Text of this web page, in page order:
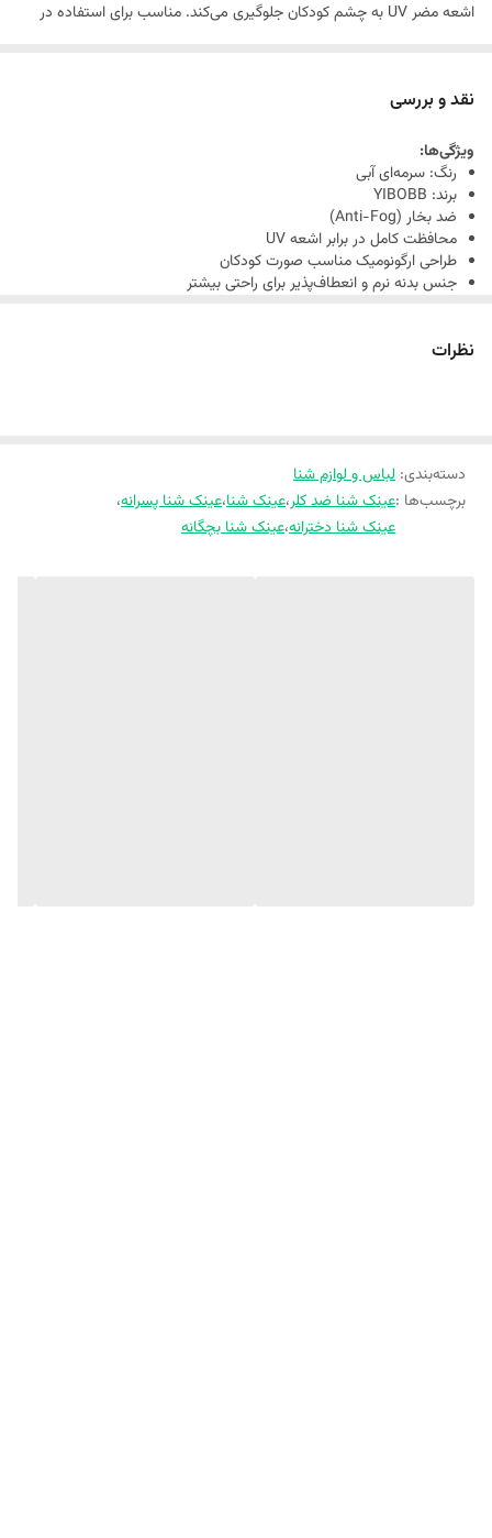
اشعه مضر UV به چشم کودکان جلوگیری می‌کند. مناسب برای استفاده در
نقد و بررسی
ویژگی‌ها:
رنگ: سرمه‌ای آبی
برند: YIBOBB
ضد بخار (Anti-Fog)
محافظت کامل در برابر اشعه UV
طراحی ارگونومیک مناسب صورت کودکان
جنس بدنه نرم و انعطاف‌پذیر برای راحتی بیشتر
نظرات
دسته‌بندی: لباس و لوازم شنا
برچسب‌ها :عینک شنا ضد کلر،عینک شنا،عینک شنا پسرانه،
عینک شنا دخترانه،عینک شنا بچگانه